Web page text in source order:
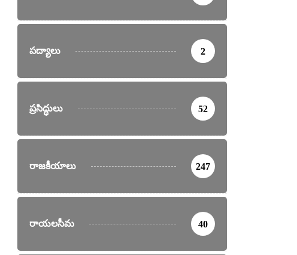
పద్యాలు 2
ప్రసిద్ధులు 52
రాజకీయాలు 247
రాయలసీమ 40